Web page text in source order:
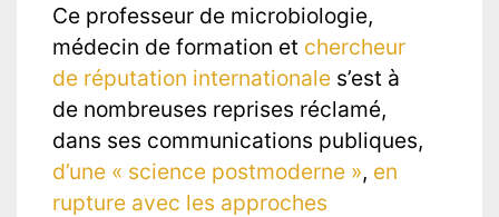
Ce professeur de microbiologie,
médecin de formation et chercheur
de réputation internationale s’est à
de nombreuses reprises réclamé,
dans ses communications publiques,
d’une « science postmoderne », en
rupture avec les approches